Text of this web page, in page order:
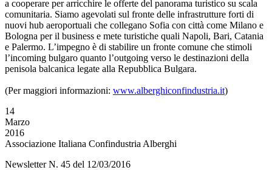
a cooperare per arricchire le offerte del panorama turistico su scala
comunitaria. Siamo agevolati sul fronte delle infrastrutture forti di
nuovi hub aeroportuali che collegano Sofia con città come Milano e
Bologna per il business e mete turistiche quali Napoli, Bari, Catania
e Palermo. L’impegno è di stabilire un fronte comune che stimoli
l’incoming bulgaro quanto l’outgoing verso le destinazioni della
penisola balcanica legate alla Repubblica Bulgara.
(Per maggiori informazioni: www.alberghiconfindustria.it)
14
Marzo
2016
Associazione Italiana Confindustria Alberghi
Newsletter N. 45 del 12/03/2016